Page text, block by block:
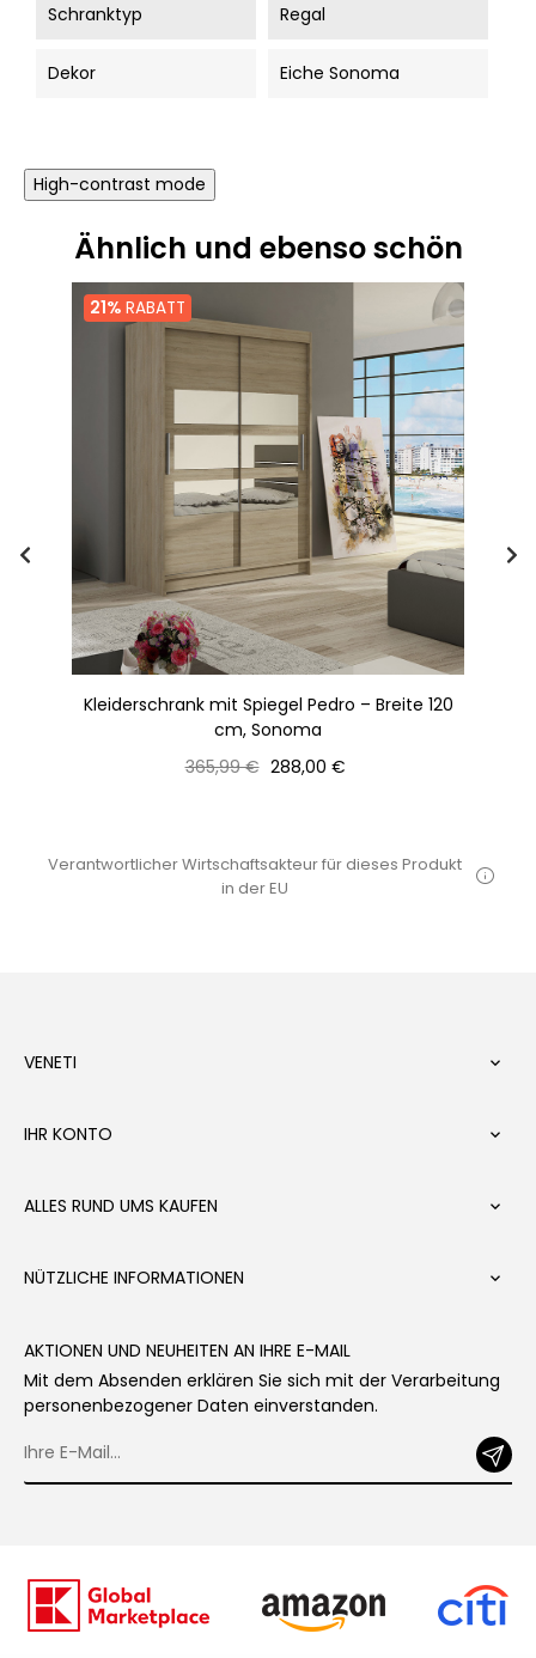
Schranktyp Regal
Dekor Eiche Sonoma
High-contrast mode
Ähnlich und ebenso schön
21% RABATT
Kleiderschrank mit Spiegel Pedro – Breite 120
cm, Sonoma
Normaler
365,99 € Preis
288,00 €
Verantwortlicher Wirtschaftsakteur für dieses Produkt
in der EU
VENETI 
IHR KONTO 
ALLES RUND UMS KAUFEN 
NÜTZLICHE INFORMATIONEN 
AKTIONEN UND NEUHEITEN AN IHRE E-MAIL
Mit dem Absenden erklären Sie sich mit der Verarbeitung
personenbezogener Daten einverstanden.